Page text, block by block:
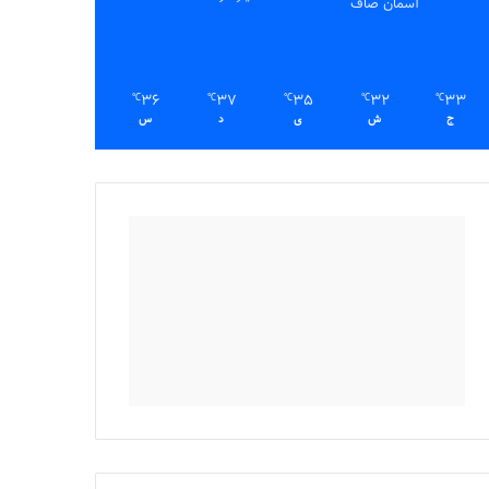
آسمان صاف
33
℃
ج
32
℃
ش
35
℃
ی
37
℃
د
36
℃
س